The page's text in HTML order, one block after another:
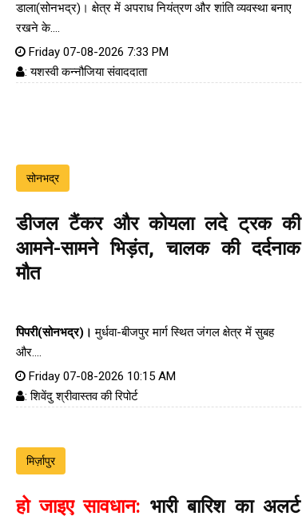
डाला(सोनभद्र)। क्षेत्र में अपराध नियंत्रण और शांति व्यवस्था बनाए
रखने के....
Friday 07-08-2026 7:33 PM
: यशस्वी कन्नौजिया संवाददाता
सोनभद्र
डीजल टैंकर और कोयला लदे ट्रक की
आमने-सामने भिड़ंत, चालक की दर्दनाक
मौत
पिपरी(सोनभद्र)। मुर्धवा-बीजपुर मार्ग स्थित जंगल क्षेत्र में सुबह
और....
Friday 07-08-2026 10:15 AM
: शिवेंदु श्रीवास्तव की रिपोर्ट
मिर्ज़ापुर
हो जाइए सावधान: भारी बारिश का अलर्ट